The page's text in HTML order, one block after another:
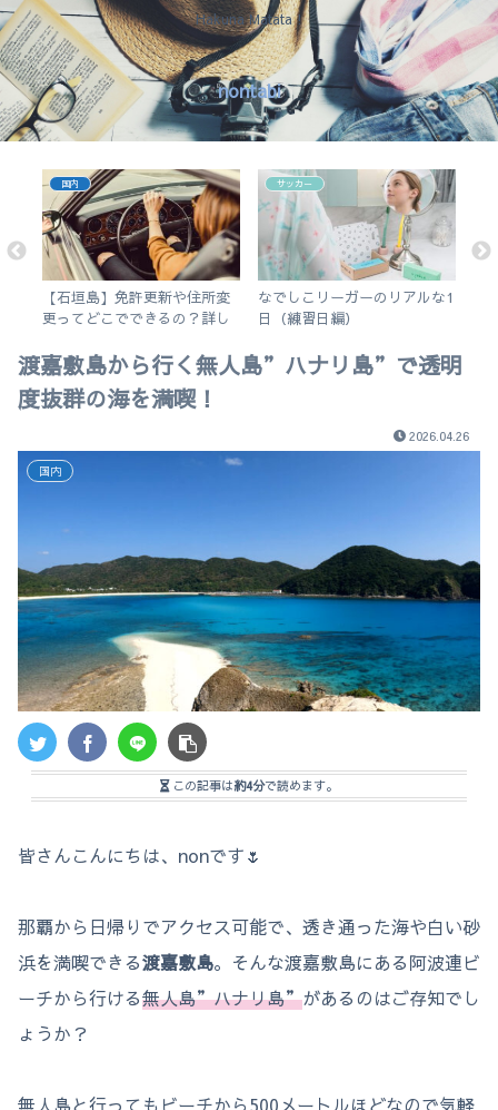
Hakuna Matata !
nontabi
国内
【石垣島】免許更新や住所変
更ってどこでできるの？詳し
サッカー
なでしこリーガーのリアルな1
日（練習日編）
渡嘉敷島から行く無人島”ハナリ島”で透明
度抜群の海を満喫！
2026.04.26
国内
この記事は約4分で読めます。
皆さんこんにちは、nonです🌷
那覇から日帰りでアクセス可能で、透き通った海や白い砂
浜を満喫できる渡嘉敷島。そんな渡嘉敷島にある阿波連ビ
ーチから行ける無人島”ハナリ島”があるのはご存知でし
ょうか？
無人島と行ってもビーチから500メートルほどなので気軽